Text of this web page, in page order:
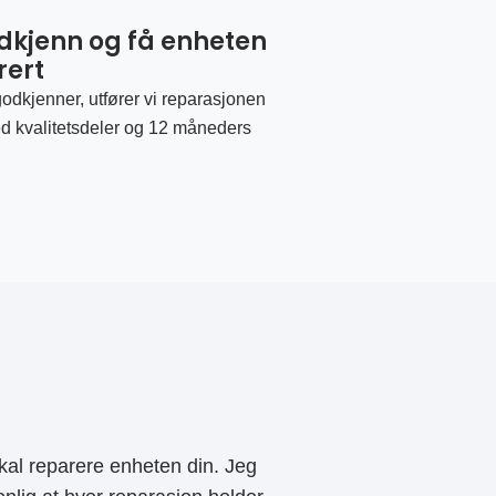
og få enheten
utfører vi reparasjonen
kvalitetsdeler og 12 måneders
reparere enheten din. Jeg